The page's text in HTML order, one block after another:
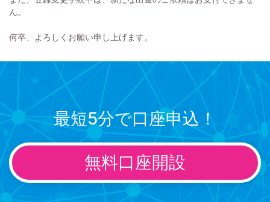
ん。
何卒、よろしくお願い申し上げます。
最短5分で口座申込！
無料口座開設